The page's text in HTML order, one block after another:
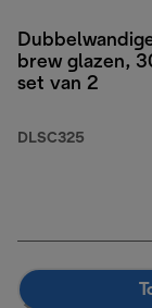
brew glazen,
set van 2
DLSC325